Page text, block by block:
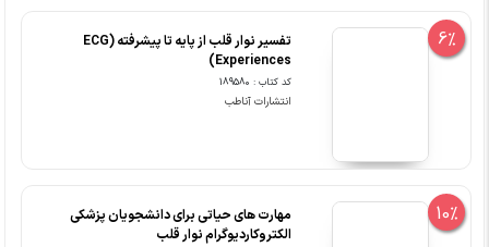
6%
تفسیر نوار قلب از پایه تا پیشرفته (ECG
Experiences)
کد کتاب : 189580
انتشارات آناطب
10%
مهارت های حیاتی برای دانشجویان پزشکی
الکتروکاردیوگرام نوار قلب